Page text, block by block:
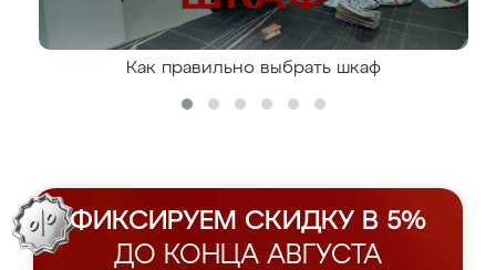
Как правильно выбрать шкаф
ФИКСИРУЕМ СКИДКУ В 5%
ДО КОНЦА АВГУСТА